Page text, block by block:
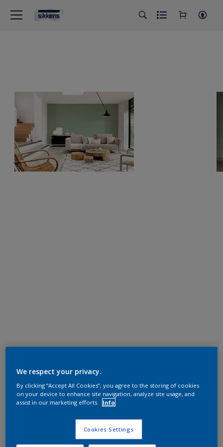
We respect your privacy.
By clicking “Accept All Cookies”, you agree to the storing of cookies
on your device to enhance site navigation, analyze site usage, and
assist in our marketing efforts.
Info
Cookies Settings